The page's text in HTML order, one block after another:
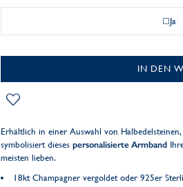
Ja
IN DEN
Erhältlich in einer Auswahl von
symbolisiert dieses personalisierte ArmbandIhre
meisten lieben.
18kt Champagner vergoldet oder 925er